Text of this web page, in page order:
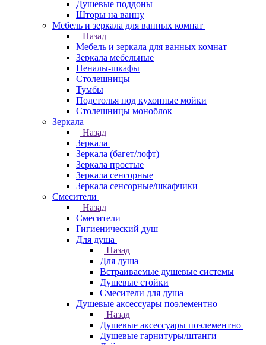
Душевые поддоны
Шторы на ванну
Мебель и зеркала для ванных комнат
Назад
Мебель и зеркала для ванных комнат
Зеркала мебельные
Пеналы-шкафы
Столешницы
Тумбы
Подстолья под кухонные мойки
Столешницы моноблок
Зеркала
Назад
Зеркала
Зеркала (багет/лофт)
Зеркала простые
Зеркала сенсорные
Зеркала сенсорные/шкафчики
Смесители
Назад
Смесители
Гигиенический душ
Для душа
Назад
Для душа
Встраиваемые душевые системы
Душевые стойки
Смесители для душа
Душевые аксессуары поэлементно
Назад
Душевые аксессуары поэлементно
Душевые гарнитуры/штанги